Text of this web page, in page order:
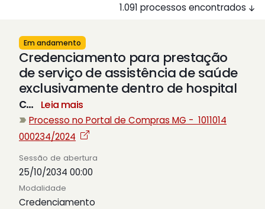
1.091 processos encontrados
Em andamento
Credenciamento para prestação
de serviço de assistência de saúde
exclusivamente dentro de hospital
c… Leia mais
Processo no Portal de Compras MG - 1011014
000234/2024
Sessão de abertura
25/10/2034 00:00
Modalidade
Credenciamento